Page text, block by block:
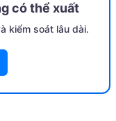
có thể xuất
kiểm soát lâu dài.